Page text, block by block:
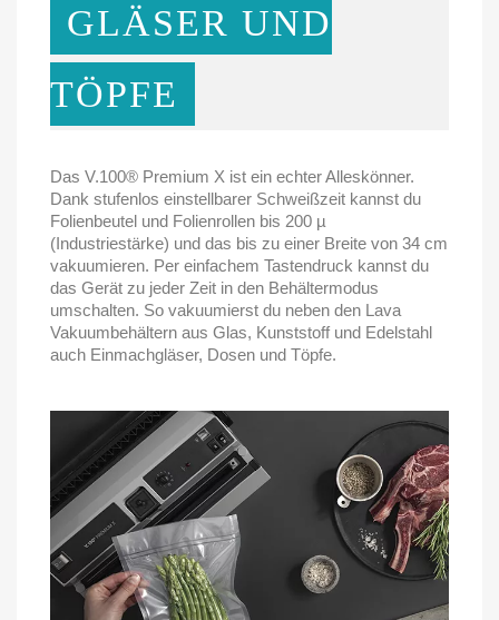
GLÄSER UND
TÖPFE
Das V.100® Premium X ist ein echter Alleskönner.
Dank stufenlos einstellbarer Schweißzeit kannst du
Folienbeutel und Folienrollen bis 200 µ
(Industriestärke) und das bis zu einer Breite von 34 cm
vakuumieren. Per einfachem Tastendruck kannst du
das Gerät zu jeder Zeit in den Behältermodus
umschalten. So vakuumierst du neben den Lava
Vakuumbehältern aus Glas, Kunststoff und Edelstahl
auch Einmachgläser, Dosen und Töpfe.